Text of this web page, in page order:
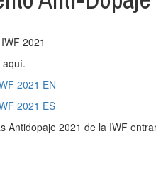
2021
aquí.
2021 EN
2021 ES
Antidopaje 2021 de la IWF